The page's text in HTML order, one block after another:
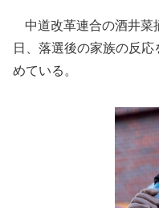
中道改革連合の酒井菜
日、落選後の家族の反
めている。